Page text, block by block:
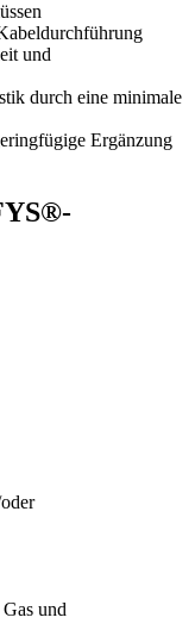
und
durch eine minimale
Ergänzung
und